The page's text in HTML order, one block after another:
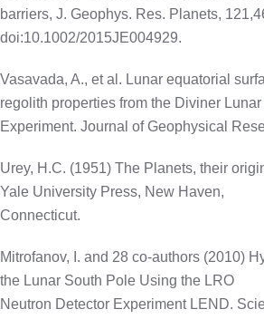
barriers, J. Geophys. Res. Planets,
doi:10.1002/2015JE004929.
Vasavada, A., et al. Lunar equatorial
regolith properties from the Diviner
Experiment. Journal of Geophysical
Urey, H.C. (1951) The Planets, their
Yale University Press, New Haven,
Connecticut.
Mitrofanov, I. and 28 co-authors (2010)
the Lunar South Pole Using the LRO
Neutron Detector Experiment LEND.